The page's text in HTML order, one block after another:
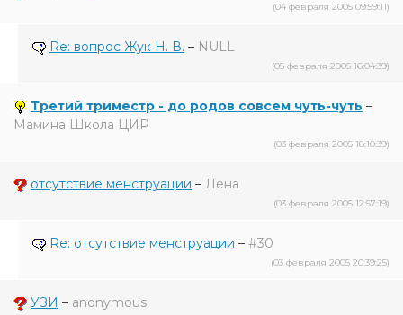
(04 февраля 2005 09:59:11)
Re: вопрос Жук Н. В. – NULL
(05 февраля 2005 16:04:39)
Третий триместр - до родов совсем чуть-чуть –
Мамина Школа ЦИР
(03 февраля 2005 18:10:39)
отсутствие менструации – Лена
(03 февраля 2005 12:57:19)
Re: отсутствие менструации – #30
(03 февраля 2005 20:39:25)
УЗИ – anonymous